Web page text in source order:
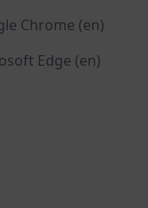
Chrome (en)
Edge (en)